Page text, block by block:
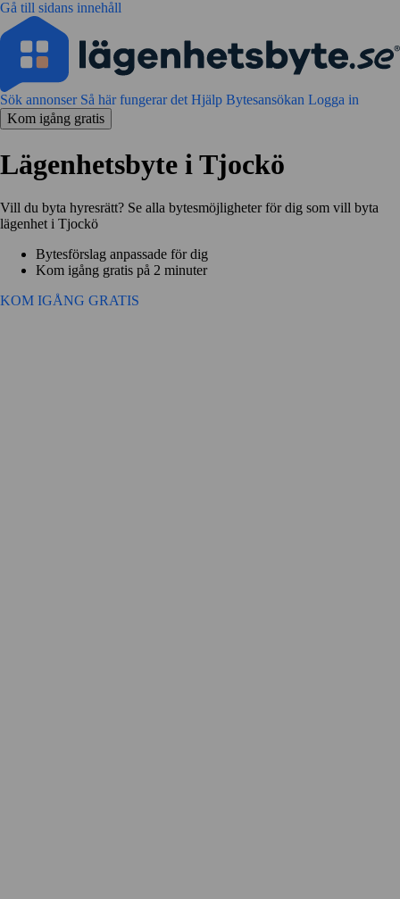
Gå till sidans innehåll
Sök annonser Så här fungerar det Hjälp Bytesansökan Logga in
Kom igång gratis
Lägenhetsbyte i Tjockö
Vill du byta hyresrätt? Se alla bytesmöjligheter för dig som vill byta
lägenhet i Tjockö
Bytesförslag anpassade för dig
Kom igång gratis på 2 minuter
KOM IGÅNG GRATIS